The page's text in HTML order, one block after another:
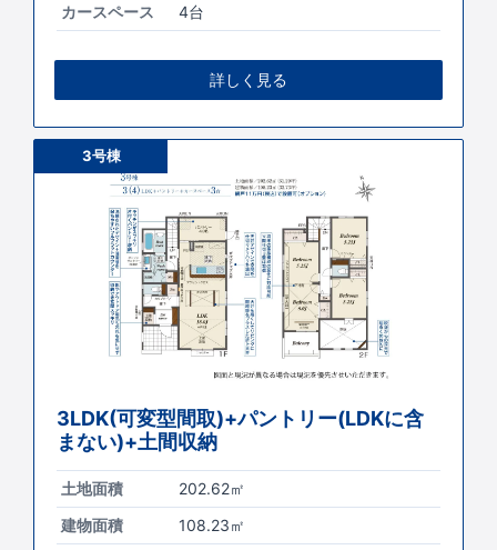
カースペース
4台
詳しく見る
3号棟
3LDK(可変型間取)+パントリー(LDKに含
まない)+土間収納
土地面積
202.62㎡
建物面積
108.23㎡